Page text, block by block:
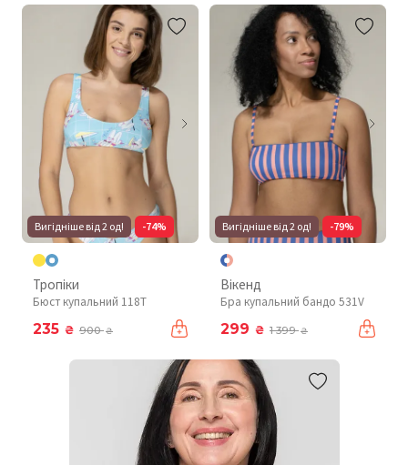
Вигідніше від 2 од! -74%
Тропіки
Бюст купальний 118T
235 ₴ 900₴
Вигідніше від 2 од! -79%
Вікенд
Бра купальний бандо 531V
299 ₴ 1 399₴